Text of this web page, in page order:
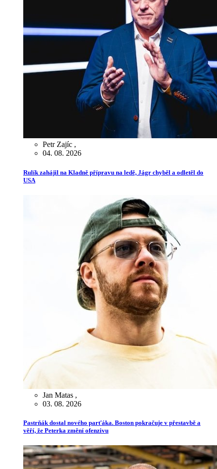
Petr Zajíc ,
04. 08. 2026
Rulík zahájil na Kladně přípravu na ledě, Jágr chyběl a odletěl do
USA
Jan Matas ,
03. 08. 2026
Pastrňák dostal nového parťáka. Boston pokračuje v přestavbě a
věří, že Peterka změní ofenzivu